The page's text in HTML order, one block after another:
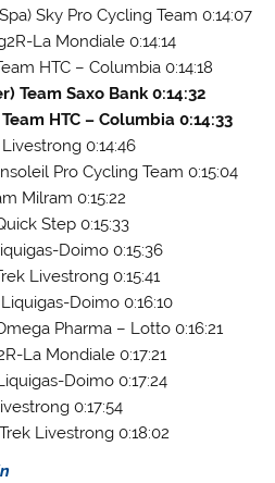
Sky Pro Cycling Team 0:14:07
La Mondiale 0:14:14
HTC – Columbia 0:14:18
Team Saxo Bank 0:14:32
HTC – Columbia 0:14:33
0:14:46
Pro Cycling Team 0:15:04
Milram 0:15:22
Step 0:15:33
Doimo 0:15:36
Livestrong 0:15:41
Doimo 0:16:10
Pharma – Lotto 0:16:21
La Mondiale 0:17:21
Doimo 0:17:24
0:17:54
Livestrong 0:18:02